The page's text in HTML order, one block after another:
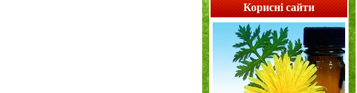
Корисні сайти